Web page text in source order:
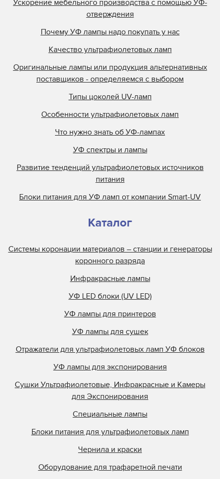
Ускорение мебельного производства с помощью УФ-
отверждения
Почему УФ лампы надо покупать у нас
Качество ультрафиолетовых ламп
Оригинальные лампы или продукция альтернативных
поставщиков - определяемся с выбором
Типы цоколей UV-ламп
Особенности ультрафиолетовых ламп
Что нужно знать об УФ-лампах
УФ спектры и лампы
Развитие тенденций ультрафиолетовых источников
питания
Блоки питания для УФ ламп от компании Smart-UV
Каталог
Системы коронации материалов – станции и генераторы
коронного разряда
Инфракрасные лампы
УФ LED блоки (UV LED)
УФ лампы для принтеров
УФ лампы для сушек
Отражатели для ультрафиолетовых ламп УФ блоков
УФ лампы для экспонирования
Сушки Ультрафиолетовые, Инфракрасные и Камеры
для Экспонирования
Специальные лампы
Блоки питания для ультрафиолетовых ламп
Чернила и краски
Оборудование для трафаретной печати